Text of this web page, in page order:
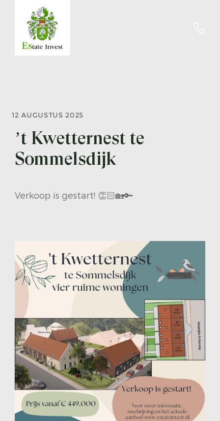
12 AUGUSTUS 2025
’t Kwetternest te
Sommelsdijk
Verkoop is gestart! 👏🏻🏡🔑